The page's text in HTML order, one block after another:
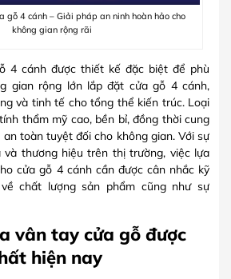
gỗ 4 cánh – Giải pháp an ninh hoàn hảo cho
không gian rộng rãi
4 cánh được thiết kế đặc biệt để phù
gian rộng lớn lắp đặt cửa gỗ 4 cánh,
và tinh tế cho tổng thể kiến trúc. Loại
thẩm mỹ cao, bền bỉ, đồng thời cung
toàn tuyệt đối cho không gian. Với sự
thương hiệu trên thị trường, việc lựa
cửa gỗ 4 cánh cần được cân nhắc kỹ
chất lượng sản phẩm cũng như sự
vân tay cửa gỗ được
hiện nay